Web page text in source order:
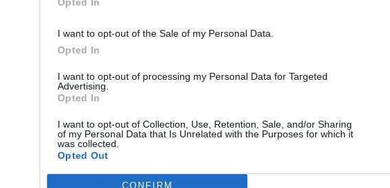
I want to opt-out of the Sale of my Personal Data.
Opted In
I want to opt-out of processing my Personal Data for Targeted
Advertising.
Opted In
I want to opt-out of Collection, Use, Retention, Sale, and/or Sharing
of my Personal Data that Is Unrelated with the Purposes for which it
was collected.
Opted Out
CONFIRM
Május 4., Hétfő:Flórián ésMónika
Május 6., Szerda:FridaésIvett
Május 8., Péntek:Mihály
Május 9., Szombat:Gergely
Május 11., Hétfő: